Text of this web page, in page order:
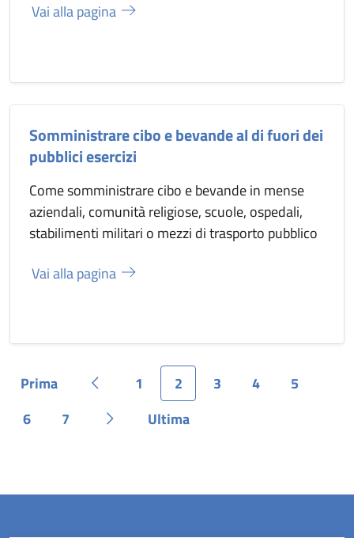
Vai alla pagina
Somministrare cibo e bevande al di fuori dei
pubblici esercizi
Come somministrare cibo e bevande in mense
aziendali, comunità religiose, scuole, ospedali,
stabilimenti militari o mezzi di trasporto pubblico
Vai alla pagina
Pagina
Prima Pagina precedente
Pagina
1 Pagina
2 Pagina
3 Pagina
4 Pagina
5
Pagina
6 Pagina
7 Pagina successiva
Pagina
Ultima